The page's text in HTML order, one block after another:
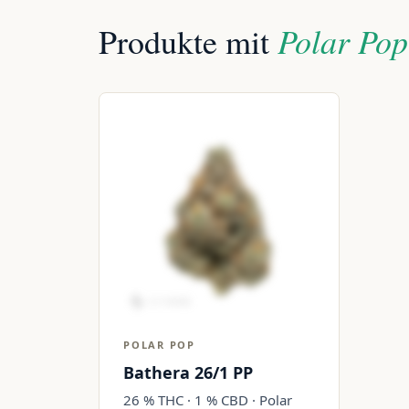
Produkte mitPolar
POLAR POP
Bathera 26/1 PP
26 % THC · 1 % CBD · Polar